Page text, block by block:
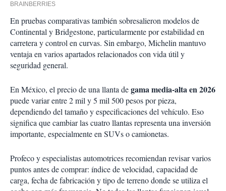
En pruebas comparativas también sobresalieron modelos de
Continental y Bridgestone, particularmente por estabilidad en
carretera y control en curvas. Sin embargo, Michelin mantuvo
ventaja en varios apartados relacionados con vida útil y
seguridad general.
En México, el precio de una llanta degama media-alta en 2026
puede variar entre 2 mil y 5 mil 500 pesos por pieza,
dependiendo del tamaño y especificaciones del vehículo. Eso
significa que cambiar las cuatro llantas representa una inversión
importante, especialmente en SUVs o camionetas.
Profeco y especialistas automotrices recomiendan revisar varios
puntos antes de comprar: índice de velocidad, capacidad de
carga, fecha de fabricación y tipo de terreno donde se utiliza el